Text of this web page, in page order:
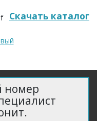
Скачать каталог
номер